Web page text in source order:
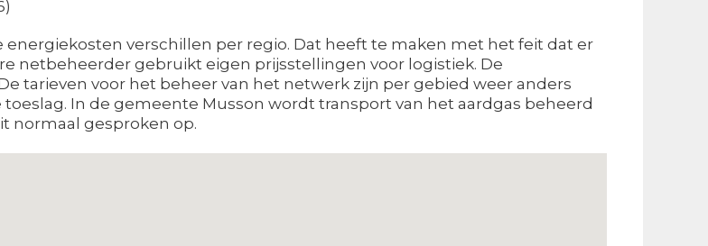
verschillen per regio. Dat heeft te maken met het feit dat er
netbeheerder gebruikt eigen prijsstellingen voor logistiek. De
tarieven voor het beheer van het netwerk zijn per gebied weer anders
In de gemeente Musson wordt transport van het aardgas beheerd
normaal gesproken op.